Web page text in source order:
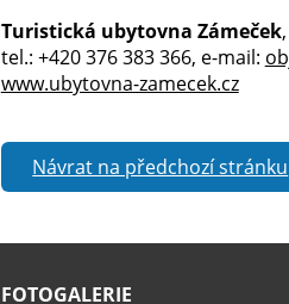
Turistická ubytovna Zámeček
tel.: +420 376 383 366, e-mail:
www.ubytovna-zamecek.cz
Návrat na předchozí stránku
FOTOGALERIE